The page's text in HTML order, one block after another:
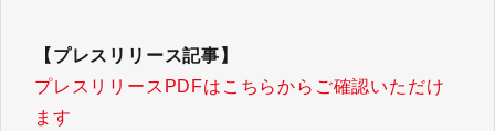
【プレスリリース記事】
プレスリリースPDFはこちらからご確認いただけ
ます